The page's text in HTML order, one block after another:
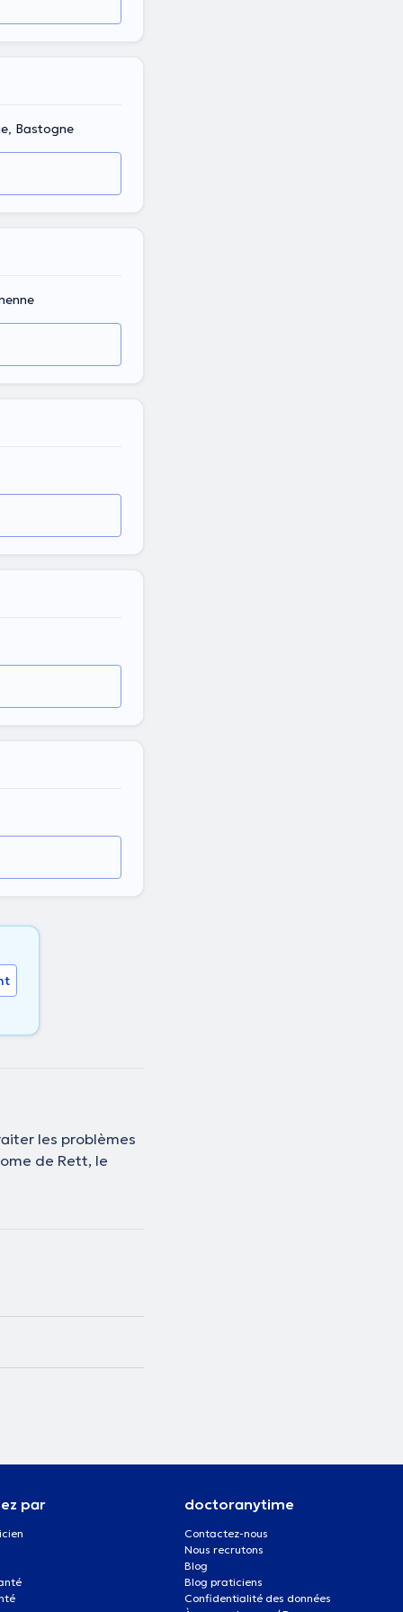
Bastogne
les problèmes
de Rett, le
par doctoranytime
Contactez-nous
Nous recrutons
Blog
Blog praticiens
Confidentialité des données